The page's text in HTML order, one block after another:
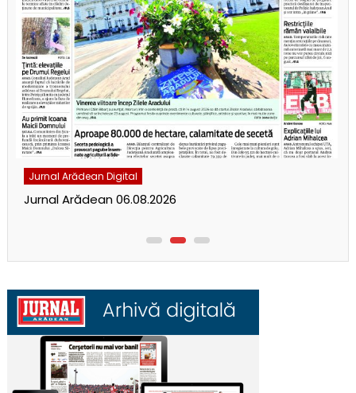
Jurnal Arădean Digital
Jurnal Arădean 05.08.2026